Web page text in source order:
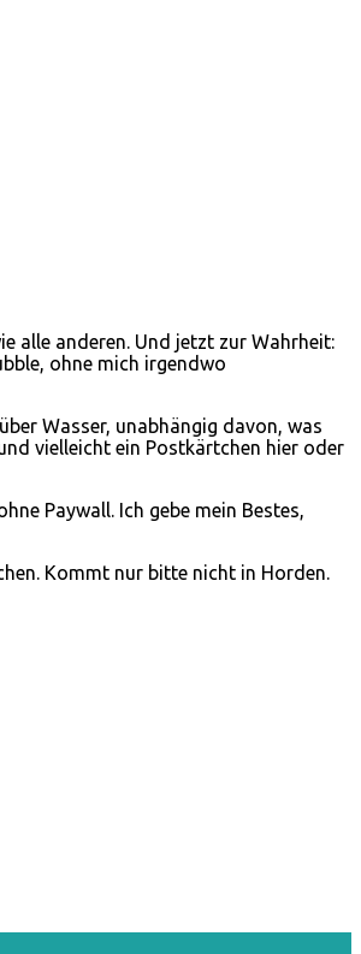
alle anderen. Und jetzt zur Wahrheit:
ohne mich irgendwo
Wasser, unabhängig davon, was
vielleicht ein Postkärtchen hier oder
Paywall. Ich gebe mein Bestes,
Kommt nur bitte nicht in Horden.